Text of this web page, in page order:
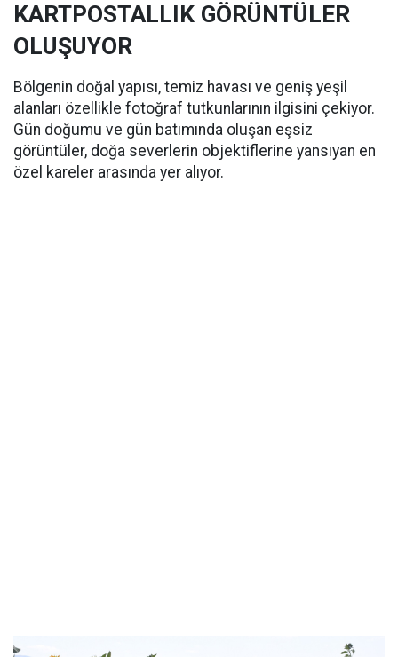
KARTPOSTALLIK GÖRÜNTÜLER
OLUŞUYOR
Bölgenin doğal yapısı, temiz havası ve geniş yeşil
alanları özellikle fotoğraf tutkunlarının ilgisini çekiyor.
Gün doğumu ve gün batımında oluşan eşsiz
görüntüler, doğa severlerin objektiflerine yansıyan en
özel kareler arasında yer alıyor.